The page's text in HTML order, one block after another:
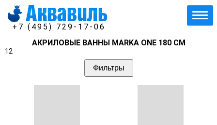
+7 (495) 729-17-06
АКРИЛОВЫЕ ВАННЫ MARKA ONE 180 СМ
12
Фильтры